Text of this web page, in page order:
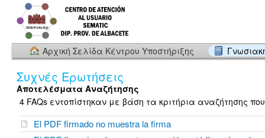
Αρχική Σελίδα Κέντρου Υποστήριξης
Συχνές Ερωτήσεις
Αποτελέσματα Αναζήτησης
4 FAQs εντοπίστηκαν με βάση τα κριτήρια αναζήτησης
El PDF firmado no muestra la firma